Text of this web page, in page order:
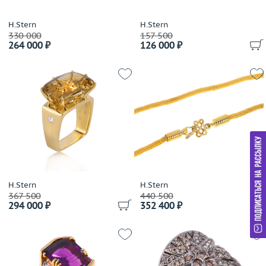
Gavello
Genuine Miracle
German Kabirski
Gianni Lazzaro
Gilan
Gilbert Albert
Gilberto Cassola
Giloro
Girard Perregaux
Gold Dreams
Gourji
Grand Maitre
H.Stern
330 000
264 000 ₽
H.Stern
157 500
126 000 ₽
H.Stern
367 500
294 000 ₽
H.Stern
440 500
352 400 ₽